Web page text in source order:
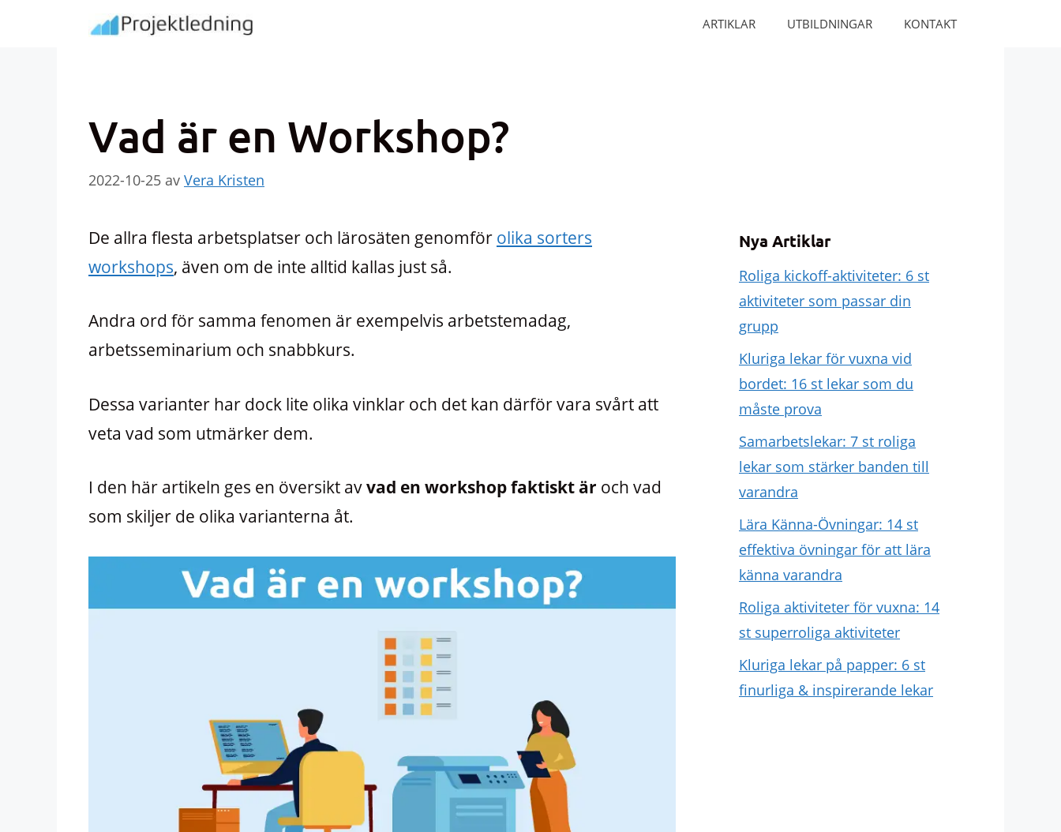
ARTIKLAR UTBILDNINGAR KONTAKT
Vad är en Workshop?
2022-10-25 av Vera Kristen
De allra flesta arbetsplatser och lärosäten genomför olika sorters
workshops, även om de inte alltid kallas just så.
Andra ord för samma fenomen är exempelvis arbetstemadag,
arbetsseminarium och snabbkurs.
Dessa varianter har dock lite olika vinklar och det kan därför vara svårt att
veta vad som utmärker dem.
I den här artikeln ges en översikt avvad en workshop faktiskt är och vad
som skiljer de olika varianterna åt.
Nya Artiklar
Roliga kickoff-aktiviteter: 6 st
aktiviteter som passar din
grupp
Kluriga lekar för vuxna vid
bordet: 16 st lekar som du
måste prova
Samarbetslekar: 7 st roliga
lekar som stärker banden till
varandra
Lära Känna-Övningar: 14 st
effektiva övningar för att lära
känna varandra
Roliga aktiviteter för vuxna: 14
st superroliga aktiviteter
Kluriga lekar på papper: 6 st
finurliga & inspirerande lekar